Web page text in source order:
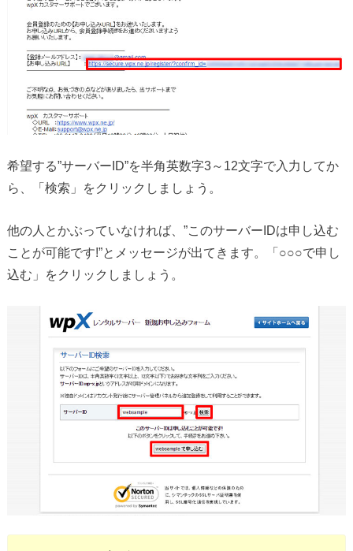
希望する”サーバーID”を半角英数字3～12文字で入力してか
ら、「検索」をクリックしましょう。
他の人とかぶっていなければ、”このサーバーIDは申し込む
ことが可能です!”とメッセージが出てきます。「○○○で申し
込む」をクリックしましょう。